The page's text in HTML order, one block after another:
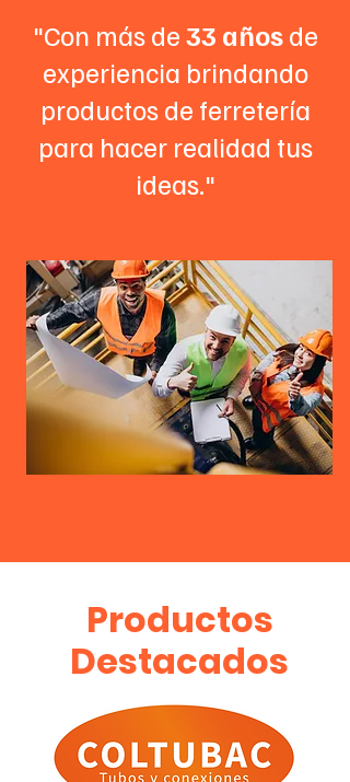
"Con más de33 añosde
experiencia brindando
productos de ferretería
para hacer realidad tus
ideas."
Productos
Destacados